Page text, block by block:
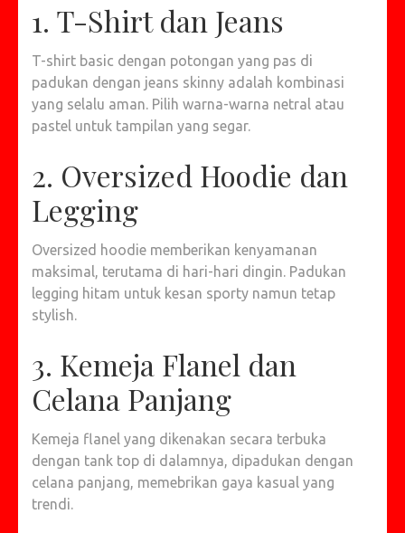
1. T-Shirt dan Jeans
T-shirt basic dengan potongan yang pas di
padukan dengan jeans skinny adalah kombinasi
yang selalu aman. Pilih warna-warna netral atau
pastel untuk tampilan yang segar.
2. Oversized Hoodie dan
Legging
Oversized hoodie memberikan kenyamanan
maksimal, terutama di hari-hari dingin. Padukan
legging hitam untuk kesan sporty namun tetap
stylish.
3. Kemeja Flanel dan
Celana Panjang
Kemeja flanel yang dikenakan secara terbuka
dengan tank top di dalamnya, dipadukan dengan
celana panjang, memebrikan gaya kasual yang
trendi.